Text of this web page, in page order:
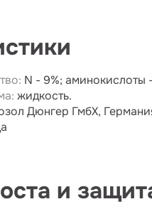
N - 9%; аминокислоты
жидкость.
Дюнгер ГмбХ,
и